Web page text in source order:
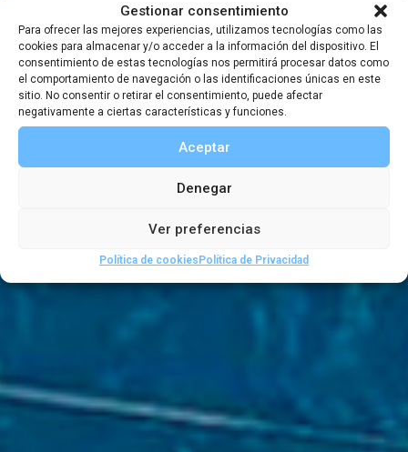
Gestionar consentimiento
Para ofrecer las mejores experiencias, utilizamos tecnologías como las
cookies para almacenar y/o acceder a la información del dispositivo. El
consentimiento de estas tecnologías nos permitirá procesar datos como
el comportamiento de navegación o las identificaciones únicas en este
sitio. No consentir o retirar el consentimiento, puede afectar
negativamente a ciertas características y funciones.
Aceptar
Denegar
Ver preferencias
Política de cookies Política de Privacidad
Antártico,
remando en
solitario
29 NOVIEMBRE, 2022 |19:00